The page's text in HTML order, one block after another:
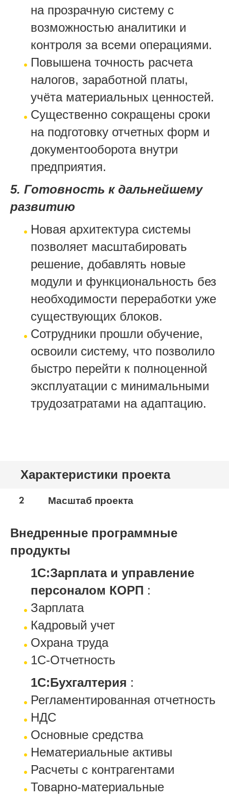
на прозрачную систему с
возможностью аналитики и
контроля за всеми операциями.
Повышена точность расчета
налогов, заработной платы,
учёта материальных ценностей.
Существенно сокращены сроки
на подготовку отчетных форм и
документооборота внутри
предприятия.
5. Готовность к дальнейшему
развитию
Новая архитектура системы
позволяет масштабировать
решение, добавлять новые
модули и функциональность без
необходимости переработки уже
существующих блоков.
Сотрудники прошли обучение,
освоили систему, что позволило
быстро перейти к полноценной
эксплуатации с минимальными
трудозатратами на адаптацию.
Характеристики проекта
2 Масштаб проекта
Внедренные программные
продукты
1С:Зарплата и управление
персоналом КОРП :
Зарплата
Кадровый учет
Охрана труда
1С-Отчетность
1С:Бухгалтерия :
Регламентированная отчетность
НДС
Основные средства
Нематериальные активы
Расчеты с контрагентами
Товарно-материальные